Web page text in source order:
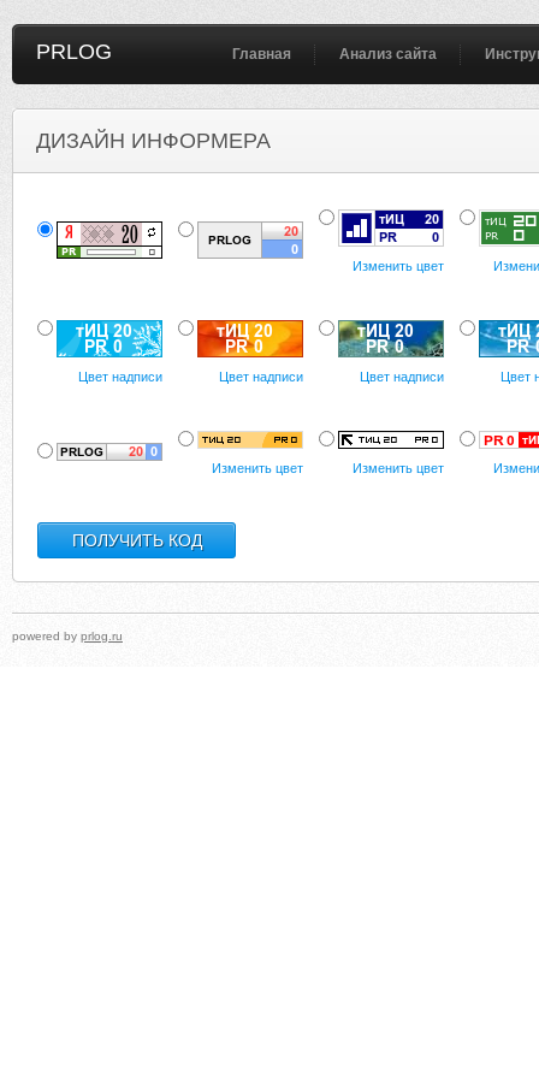
PRLOG Главная Анализ сайта
ДИЗАЙН ИНФОРМЕРА
Изменить цвет
Цвет надписи Цвет надписи Цвет надписи Цвет
Изменить цвет Изменить цвет
powered by prlog.ru